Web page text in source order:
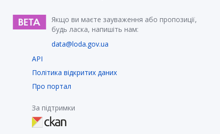
Якщо ви маєте зауваження або пропозиції,
будь ласка, напишіть нам:
data@loda.gov.ua
API
Політика відкритих даних
Про портал
За підтримки